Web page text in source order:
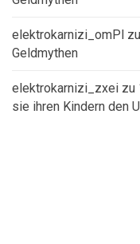
elektrokarnizi_omPl zu
Geldmythen
elektrokarnizi_zxei zu
sie ihren Kindern den